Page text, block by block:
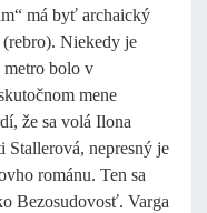
má byť archaický
(rebro). Niekedy je
metro bolo v
mene
že sa volá Ilona
Stallerová, nepresný je
románu. Ten sa
Bezosudovosť. Varga